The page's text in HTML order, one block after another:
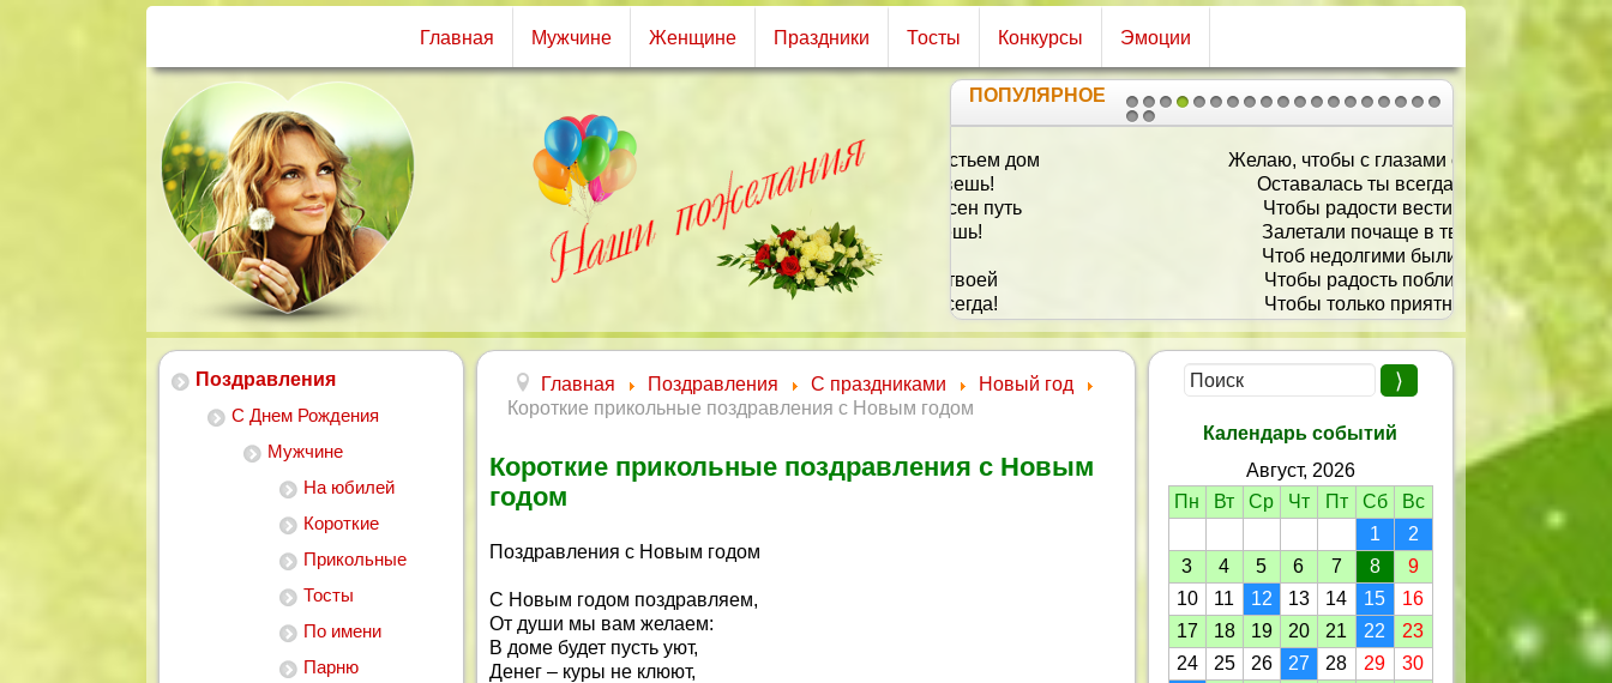
Главная Мужчине Женщине Праздники Тосты Конкурсы Эмоции
1 2
2021
ПОПУЛЯРНОЕ
Желаю, чтобы с глазами счастливыми
Оставалась ты всегда молодой,
Чтобы радости вести летящие
Залетали почаще в твоей дом.
Чтоб недолгими были разлуки,
Чтобы радость поближе жила,
Чтобы только приятные вести
Приносила жизни волна!
Поздравления
С Днем Рождения
Мужчине
На юбилей
Короткие
Прикольные
Тосты
По имени
Парню
Главная Поздравления С праздниками
Новый год
Короткие прикольные поздравления с Новым годом
Короткие прикольные поздравления с Новым
годом
Поздравления с Новым годом
С Новым годом поздравляем,
От души мы вам желаем:
В доме будет пусть уют,
Денег – куры не клюют,
Календарь событий
Август, 2026
Пн
Вт Ср Чт Пт Сб
Вс
1
2
3
4 5 6 7 8
9
10
11 12 13 14 15
16
17
18 19 20 21 22
23
24
25 26 27 28 29
30